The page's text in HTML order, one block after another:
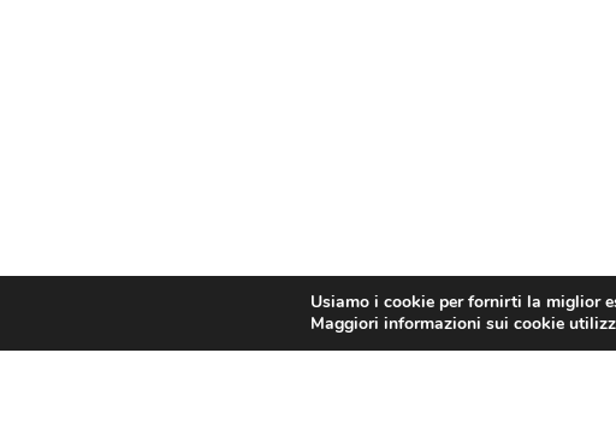
Usiamo i cookie per fornirti la miglior
Maggiori informazioni sui cookie